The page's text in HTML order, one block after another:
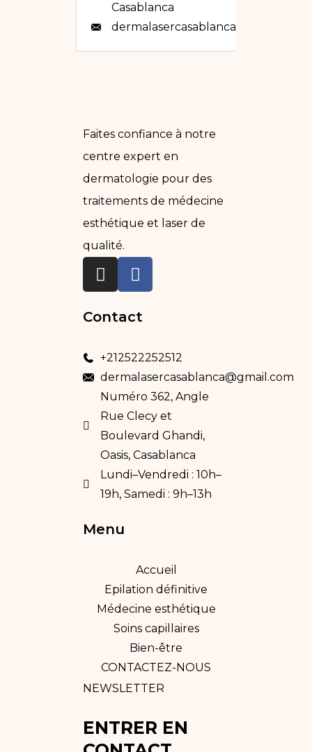
Casablanca
dermalasercasablanca@gmail.com
Faites confiance à notre
centre expert en
dermatologie pour des
traitements de médecine
esthétique et laser de
qualité.
Contact
+212522252512
dermalasercasablanca@gmail.com
Numéro 362, Angle
Rue Clecy et
Boulevard Ghandi,
Oasis, Casablanca
Lundi–Vendredi : 10h–
19h, Samedi : 9h–13h
Menu
Accueil
Epilation définitive
Médecine esthétique
Soins capillaires
Bien-être
CONTACTEZ-NOUS
NEWSLETTER
ENTRER EN